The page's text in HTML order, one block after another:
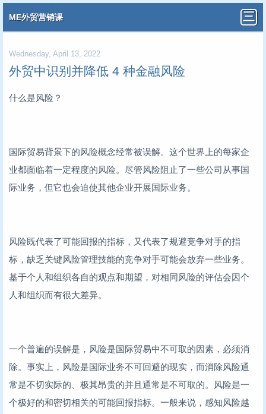
ME外贸营销课
Wednesday, April 13, 2022
外贸中识别并降低 4 种金融风险
什么是风险？
国际贸易背景下的风险概念经常被误解。这个世界上的每家企
业都面临着一定程度的风险。尽管风险阻止了一些公司从事国
际业务，但它也会迫使其他企业开展国际业务。
风险既代表了可能回报的指标，又代表了规避竞争对手的指
标，缺乏关键风险管理技能的竞争对手可能会放弃一些业务。
基于个人和组织各自的观点和期望，对相同风险的评估会因个
人和组织而有很大差异。
一个普遍的误解是，风险是国际贸易中不可取的因素，必须消
除。事实上，风险是国际业务不可回避的现实，而消除风险通
常是不切实际的、极其昂贵的并且通常是不可取的。风险是一
个极好的和密切相关的可能回报指标。一般来说，感知风险越